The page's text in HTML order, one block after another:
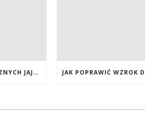
ZESPÓŁ POLICYSTYCZNYCH JAJNIKÓW